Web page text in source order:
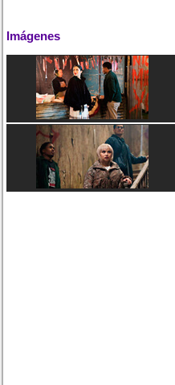
Imágenes